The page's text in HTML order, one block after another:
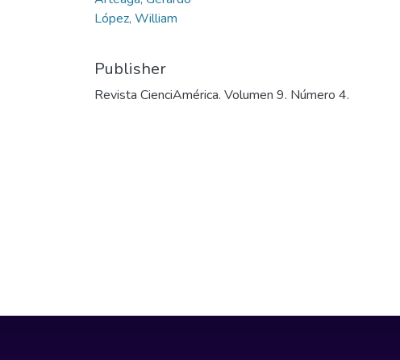
López, William
Publisher
Revista CienciAmérica. Volumen 9. Número 4.